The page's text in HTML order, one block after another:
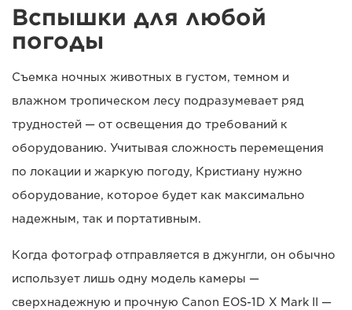
Вспышки для любой
погоды
Съемка ночных животных в густом, темном и
влажном тропическом лесу подразумевает ряд
трудностей — от освещения до требований к
оборудованию. Учитывая сложность перемещения
по локации и жаркую погоду, Кристиану нужно
оборудование, которое будет как максимально
надежным, так и портативным.
Когда фотограф отправляется в джунгли, он обычно
использует лишь одну модель камеры —
сверхнадежную и прочную Canon EOS-1D X Mark II —